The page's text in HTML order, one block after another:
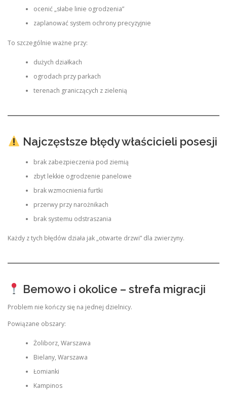
ocenić „słabe linie ogrodzenia”
zaplanować system ochrony precyzyjnie
To szczególnie ważne przy:
dużych działkach
ogrodach przy parkach
terenach graniczących z zielenią
Najczęstsze błędy właścicieli posesji
brak zabezpieczenia pod ziemią
zbyt lekkie ogrodzenie panelowe
brak wzmocnienia furtki
przerwy przy narożnikach
brak systemu odstraszania
Każdy z tych błędów działa jak „otwarte drzwi” dla zwierzyny.
Bemowo i okolice – strefa migracji
Problem nie kończy się na jednej dzielnicy.
Powiązane obszary:
Żoliborz, Warszawa
Bielany, Warszawa
Łomianki
Kampinos